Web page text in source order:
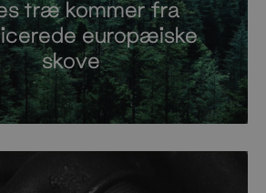
træ kommer fra
europæiske
skove